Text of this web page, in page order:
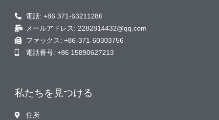
電話: +86 371-63211286
メールアドレス: 2282814432@qq.com
ファックス: +86-371-60303756
電話番号: +86 15890627213
私たちを見つける
住所